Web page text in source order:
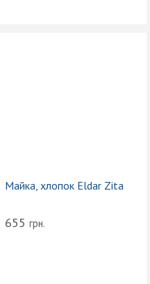
Майка, хлопок Eldar Zita
655 грн.